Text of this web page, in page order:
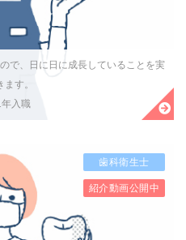
で、日に日に成長していることを実
す。
入職
歯科衛生士
紹介動画公開中